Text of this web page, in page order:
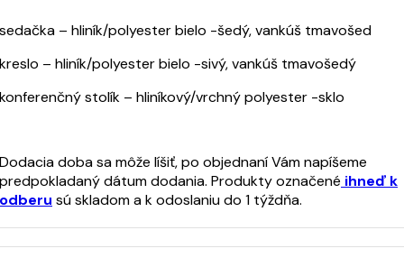
sedačka – hliník/polyester bielo -šedý, vankúš tmavošed
kreslo – hliník/polyester bielo -sivý, vankúš tmavošedý
konferenčný stolík – hliníkový/vrchný polyester -sklo
Dodacia doba sa môže líšiť, po objednaní Vám napíšeme
predpokladaný dátum dodania. Produkty označené ihneď k
odberu sú skladom a k odoslaniu do 1 týždňa.